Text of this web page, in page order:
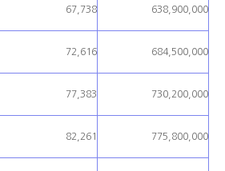
67,738 638,900,000
72,616 684,500,000
77,383 730,200,000
82,261 775,800,000